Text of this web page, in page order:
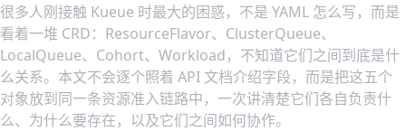
很多人刚接触 Kueue 时最大的困惑，不是 YAML 怎么写，而是
看着一堆 CRD：ResourceFlavor、ClusterQueue、
LocalQueue、Cohort、Workload，不知道它们之间到底是什
么关系。本文不会逐个照着 API 文档介绍字段，而是把这五个
对象放到同一条资源准入链路中，一次讲清楚它们各自负责什
么、为什么要存在，以及它们之间如何协作。